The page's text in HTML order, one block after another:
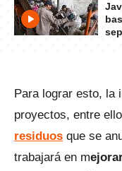
Para lograr esto, la
proyectos, entre
residuos que se
trabajará en m